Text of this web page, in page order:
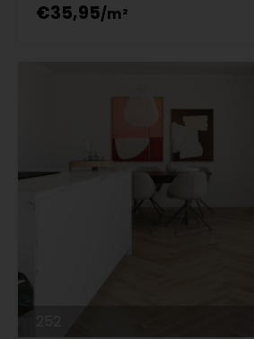
€35,95